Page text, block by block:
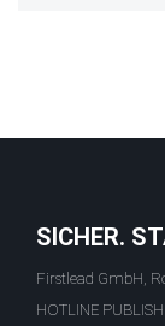
SICHER.
Firstlead GmbH,
HOTLINE